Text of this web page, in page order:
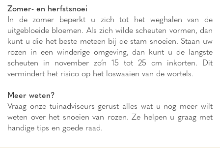
Zomer- en herfstsnoei
In de zomer beperkt u zich tot het weghalen van de
uitgebloeide bloemen. Als zich wilde scheuten vormen, dan
kunt u die het beste meteen bij de stam snoeien. Staan uw
rozen in een winderige omgeving, dan kunt u de langste
scheuten in november zo’n 15 tot 25 cm inkorten. Dit
vermindert het risico op het loswaaien van de wortels.
Meer weten?
Vraag onze tuinadviseurs gerust alles wat u nog meer wilt
weten over het snoeien van rozen. Ze helpen u graag met
handige tips en goede raad.